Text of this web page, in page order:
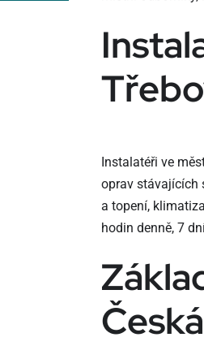
Instalatéři ve
oprav stávajících
a topení,
hodin denně, 7